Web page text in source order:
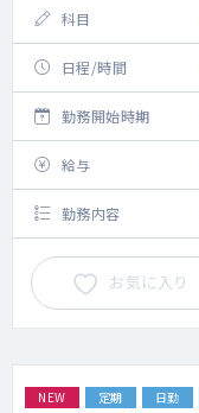
科目
日程/時間
勤務開始時期
給与
勤務内容
お気に入り
NEW 定期 日勤